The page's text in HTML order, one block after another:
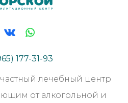
177-31-93
лечебный центр
от алкогольной и